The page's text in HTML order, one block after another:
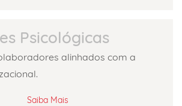
Psicológicas
alinhados com a
Saiba Mais